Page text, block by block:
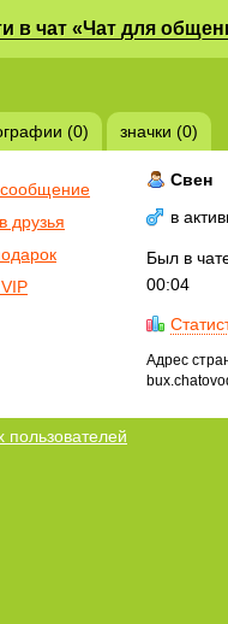
в чат «Чат для
(0) значки (0)
друзья
Свен
в
Был в
00:04
Адрес
пользователей